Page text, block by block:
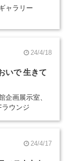
ャラリー
24/4/18
いで 生きて
企画展示室、
ウンジ
24/4/17